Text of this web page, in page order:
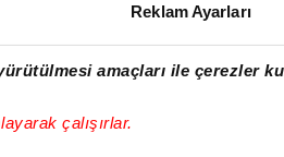
Reklam Ayarları
amaçları ile çerezler
çalışırlar.